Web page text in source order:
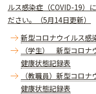
ルス感染症（COVID-19）
ださい。（5月14日更新）
新型コロナウイルス感
（学生） 新型コロナ
健康状態記録表
（教職員）新型コロ
健康状態記録表